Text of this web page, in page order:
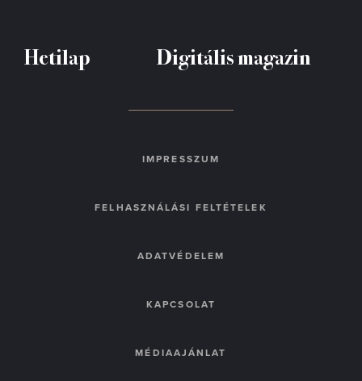
Hetilap Digitális magazin
IMPRESSZUM
FELHASZNÁLÁSI FELTÉTELEK
ADATVÉDELEM
KAPCSOLAT
MÉDIAAJÁNLAT